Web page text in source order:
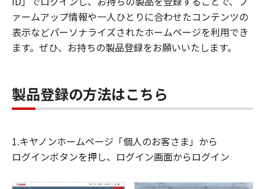
ァームアップ情報や一人ひとりに合わせたコンテンツの
表示などパーソナライズされたホームページを利用でき
ます。ぜひ、お持ちの製品登録をお願いいたします。
製品登録の方法はこちら
1.キヤノンホームページ「個人のお客さま」から
ログインボタンを押し、ログイン画面からログイン